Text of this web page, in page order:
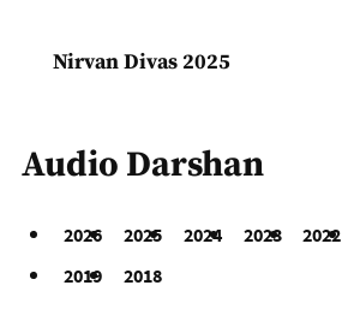
Nirvan Divas 2025
Audio Darshan
2026 2025 2024 2023 2022
2019
2018